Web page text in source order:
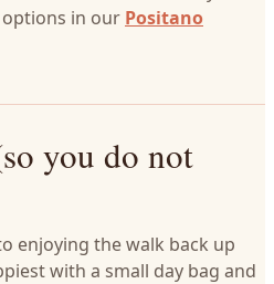
in our Positano
you do not
enjoying the walk back up
with a small day bag and